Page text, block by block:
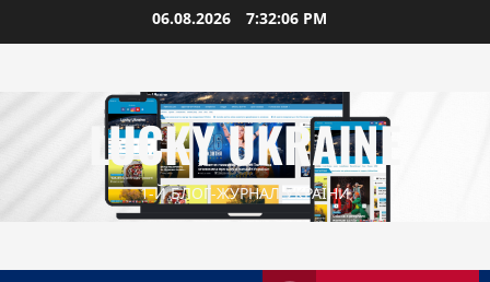
до
06.08.2026 7:32:07 PM
LUCKY UKRAINE
1-Й БЛОГ-ЖУРНАЛ УКРАЇНИ